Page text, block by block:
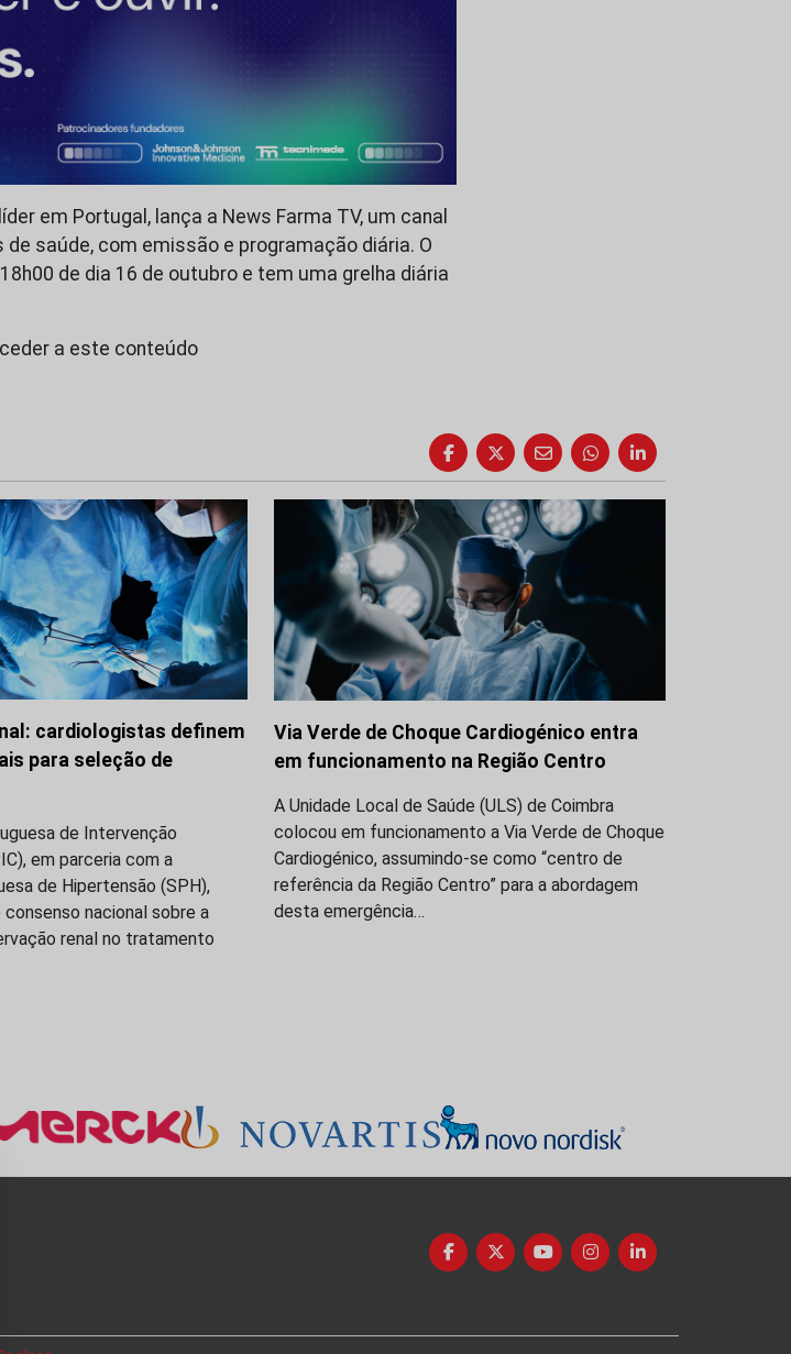
em Portugal, lança a News Farma TV, um canal
saúde, com emissão e programação diária. O
de dia 16 de outubro e tem uma grelha diária
a este conteúdo
cardiologistas definem
para seleção de
de Intervenção
em parceria com a
de Hipertensão (SPH),
nacional sobre a
renal no tratamento
Via Verde de Choque Cardiogénico entra
em funcionamento na Região Centro
A Unidade Local de Saúde (ULS) de Coimbra
colocou em funcionamento a Via Verde de Choque
Cardiogénico, assumindo-se como “centro de
referência da Região Centro” para a abordagem
desta emergência…